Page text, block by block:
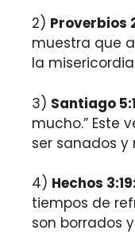
2) Proverbios
muestra que
la
3) Santiago
mucho.” Este
ser sanados
4) Hechos 3:19:
tiempos de
son borrados